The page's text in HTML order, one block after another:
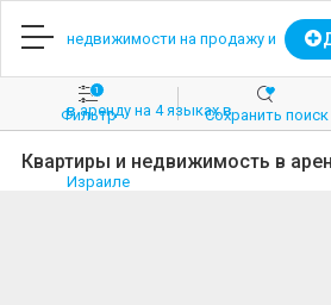
Главная
Добавить объявление
1
Фильтр Coхранить поиск
Квартиры и недвижимость в